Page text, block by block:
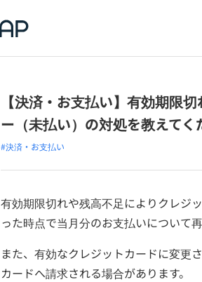
【決済・お支払い】有効期限
ー（未払い）の対処を教えてく
#決済・お支払い
有効期限切れや残高不足によりクレジ
った時点で当月分のお支払いについて
また、有効なクレジットカードに変更
カードへ請求される場合があります。